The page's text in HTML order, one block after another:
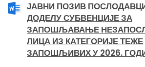
ЈАВНИ ПОЗИВ
ДОДЕЛУ СУБВЕНЦИЈЕ ЗА
ЗАПОШЉАВАЊЕ
ЛИЦА ИЗ КАТЕГОРИЈЕ ТЕЖЕ
ЗАПОШЉИВИХ У 2026.